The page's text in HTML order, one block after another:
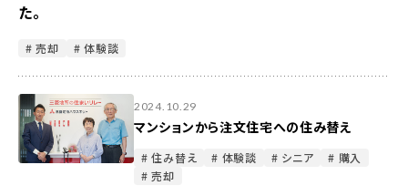
た。
# 売却 # 体験談
2024.10.29
マンションから注文住宅への住み替え
# 住み替え # 体験談 # シニア
# 購入
# 売却